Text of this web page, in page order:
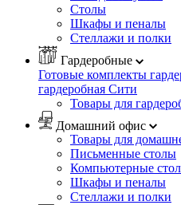
Столы
Шкафы и пеналы
Стеллажи и полки
Гардеробные
Готовые комплекты
гардеробная Сити
Товары для
Домашний офис
Товары для
Письменные столы
Компьютерные
Шкафы и пеналы
Стеллажи и полки